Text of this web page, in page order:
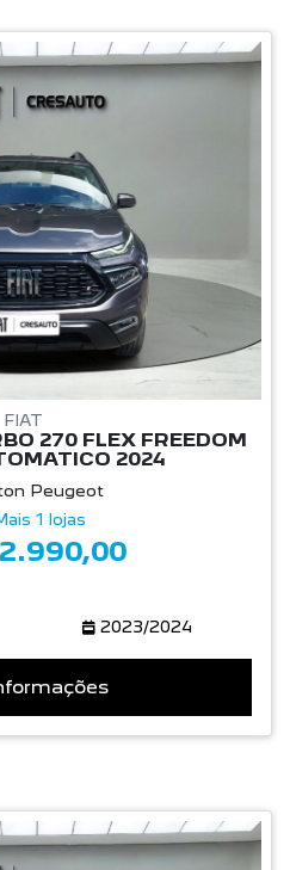
FIAT
270 FLEX FREEDOM
2024
Peugeot
1 lojas
2023/2024